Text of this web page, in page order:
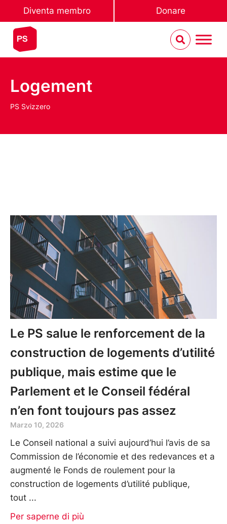
Diventa membro Donare
Logement
PS Svizzero
Le PS salue le renforcement de la
construction de logements d’utilité
publique, mais estime que le
Parlement et le Conseil fédéral
n’en font toujours pas assez
Marzo 10, 2026
Le Conseil national a suivi aujourd’hui l’avis de sa
Commission de l’économie et des redevances et a
augmenté le Fonds de roulement pour la
construction de logements d’utilité publique,
tout
Per saperne di più